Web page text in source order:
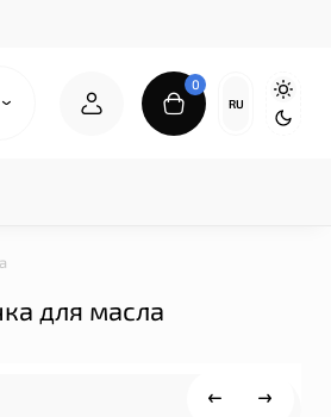
0
RU
для масла